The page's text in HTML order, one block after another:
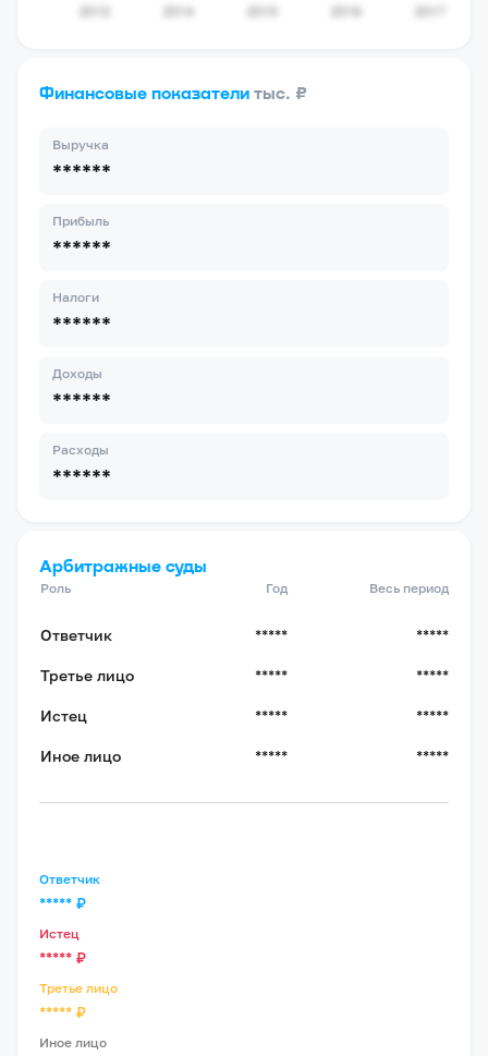
Финансовые показатели тыс. ₽
Выручка
******
Прибыль
******
Налоги
******
Доходы
******
Расходы
******
Арбитражные суды
Роль Год Весь период
Ответчик ***** *****
Третье лицо ***** *****
Истец ***** *****
Иное лицо ***** *****
Ответчик
***** ₽
Истец
***** ₽
Третье лицо
***** ₽
Иное лицо